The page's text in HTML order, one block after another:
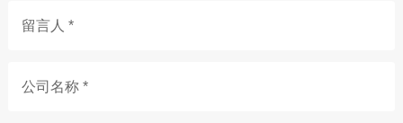
留言人 *
公司名称 *